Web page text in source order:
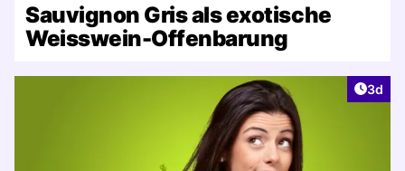
Sauvignon Gris als exotische
Weisswein-Offenbarung
3d